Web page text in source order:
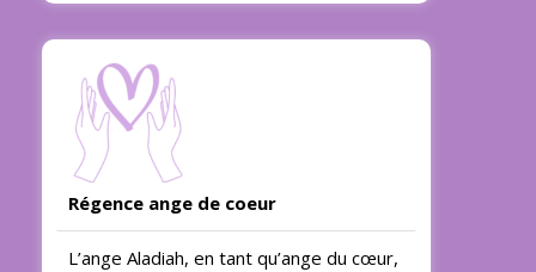
Régence ange de coeur
L’ange Aladiah, en tant qu’ange du cœur,